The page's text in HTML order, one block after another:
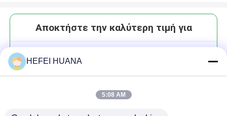
Αποκτήστε την καλύτερη τιμή για
HEFEI HUANA
5:08 AM